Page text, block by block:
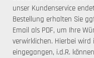
unser Kundenservice
Bestellung erhalten Sie
Email als PDF, um Ihre
verwirklichen. Hierbei
eingegangen, i.d.R.